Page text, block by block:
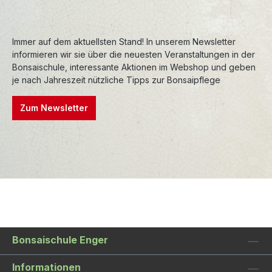
Zwerg-Blauregens lassen sich sehr gut drahten
und biegen. Die Pflanzen können bei
ausreichender Bewässerung in der vollen
Sonne stehen. Wenn der Boden durch die feine
Durchwurzelung zu dicht wird, muss umgetopft
werden. Im Winter sollten die Pflanzen nach
Immer auf dem aktuellsten Stand! In unserem Newsletter
informieren wir sie über die neuesten Veranstaltungen in der
Bonsaischule, interessante Aktionen im Webshop und geben
je nach Jahreszeit nützliche Tipps zur Bonsaipflege
Zum Newsletter
Bonsaischule Enger
Informationen